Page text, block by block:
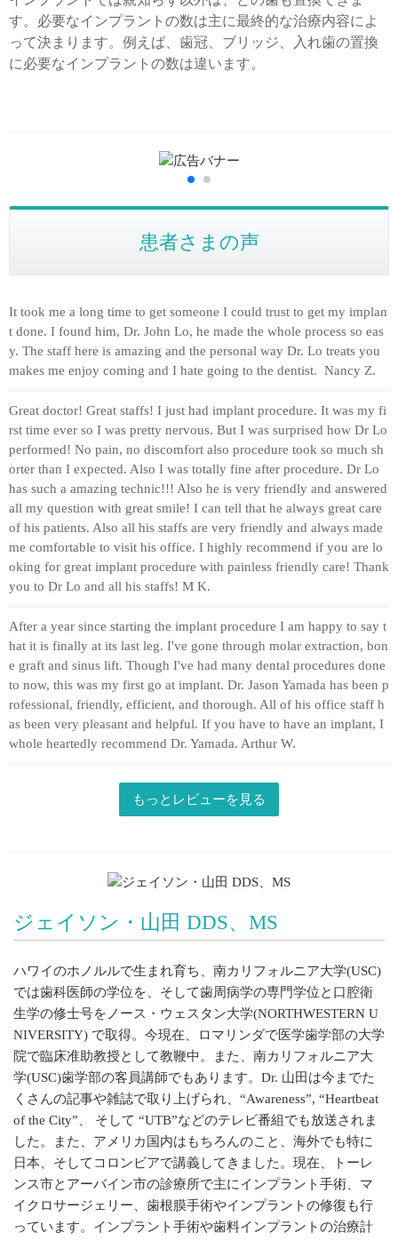
す。必要なインプラントの数は主に最終的な治療内容によ
って決まります。例えば、歯冠、ブリッジ、入れ歯の置換
に必要なインプラントの数は違います。
患者さまの声
It took me a long time to get someone I could trust to get my implan
t done. I found him, Dr. John Lo, he made the whole process so eas
y. The staff here is amazing and the personal way Dr. Lo treats you
makes me enjoy coming and I hate going to the dentist. Nancy Z.
Great doctor! Great staffs! I just had implant procedure. It was my fi
rst time ever so I was pretty nervous. But I was surprised how Dr Lo
performed! No pain, no discomfort also procedure took so much sh
orter than I expected. Also I was totally fine after procedure. Dr Lo
has such a amazing technic!!! Also he is very friendly and answered
all my question with great smile! I can tell that he always great care
of his patients. Also all his staffs are very friendly and always made
me comfortable to visit his office. I highly recommend if you are lo
oking for great implant procedure with painless friendly care! Thank
you to Dr Lo and all his staffs! M K.
After a year since starting the implant procedure I am happy to say t
hat it is finally at its last leg. I've gone through molar extraction, bon
e graft and sinus lift. Though I've had many dental procedures done
to now, this was my first go at implant. Dr. Jason Yamada has been p
rofessional, friendly, efficient, and thorough. All of his office staff h
as been very pleasant and helpful. If you have to have an implant, I
whole heartedly recommend Dr. Yamada. Arthur W.
もっとレビューを見る
ジェイソン・山田 DDS、MS
ハワイのホノルルで生まれ育ち、南カリフォルニア大学(USC)
では歯科医師の学位を、そして歯周病学の専門学位と口腔衛
生学の修士号をノース・ウェスタン大学(NORTHWESTERN U
NIVERSITY) で取得。今現在、ロマリンダで医学歯学部の大学
院で臨床准助教授として教鞭中。また、南カリフォルニア大
学(USC)歯学部の客員講師でもあります。Dr. 山田は今までた
くさんの記事や雑誌で取り上げられ、“Awareness”, “Heartbeat
of the City”、 そして “UTB”などのテレビ番組でも放送されま
した。また、アメリカ国内はもちろんのこと、海外でも特に
日本、そしてコロンビアで講義してきました。現在、トーレ
ンス市とアーバイン市の診療所で主にインプラント手術、マ
イクロサージェリー、歯根膜手術やインプラントの修復も行
っています。インプラント手術や歯料インプラントの治療計